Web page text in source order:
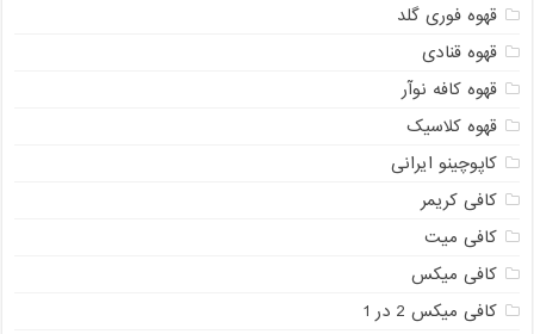
قهوه فوری گلد
قهوه قنادی
قهوه کافه نوآر
قهوه کلاسیک
کاپوچینو ایرانی
کافی کریمر
کافی میت
کافی میکس
کافی میکس 2 در 1